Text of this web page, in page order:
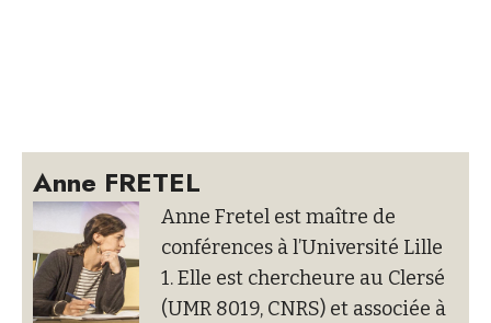
Anne FRETEL
Anne Fretel est maître de
conférences à l’Université Lille
1. Elle est chercheure au Clersé
(UMR 8019, CNRS) et associée à